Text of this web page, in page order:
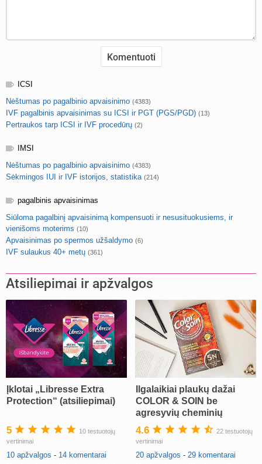
ICSI
Nėštumas po pagalbinio apvaisinimo (4383)
IVF pagalbinis apvaisinimas su ICSI ir PGT (PGS/PGD) (13)
Pertraukos tarp ICSI ir IVF procedūrų (2)
IMSI
Nėštumas po pagalbinio apvaisinimo (4383)
Sėkmingos IUI ir IVF istorijos, statistika (214)
pagalbinis apvaisinimas
Siūloma pagalbinį apvaisinimą kompensuoti ir nesusituokusiems, ir
vienišoms moterims (10)
Apvaisinimas po spermos užšaldymo (6)
IVF sulaukus 40+ metų (361)
Atsiliepimai ir apžvalgos
Įklotai „Libresse Extra
Protection“ (atsiliepimai)
5
10 testuotojų
vertinimai
10 apžvalgos - 14 komentarai
Ilgalaikiai plaukų dažai
COLOR & SOIN be
agresyvių cheminių
medžiagų (atsiliepimai)
4.6
22 testuotojų
vertinimai
20 apžvalgos - 29 komentarai